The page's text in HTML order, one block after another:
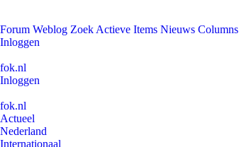
Forum Weblog Zoek Actieve Items Nieuws Columns
Inloggen
fok.nl
Inloggen
fok.nl
Actueel
Nederland
Internationaal